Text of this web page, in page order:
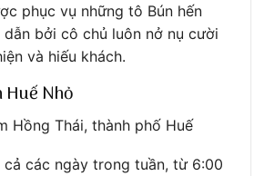
phục vụ những tô Bún hến
bởi cô chủ luôn nở nụ cười
và hiếu khách.
Huế Nhỏ
Hồng Thái, thành phố Huế
cả các ngày trong tuần, từ 6:00